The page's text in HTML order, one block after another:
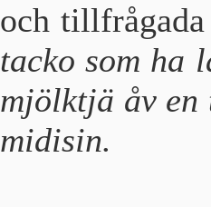
och
tacko som ha
mjölktjä åv
midisin.